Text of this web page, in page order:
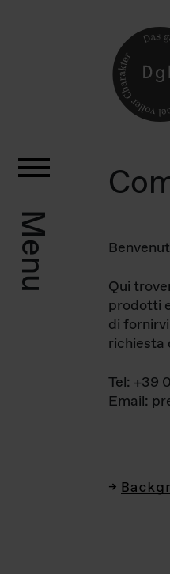
Menu
Qui
prodotti
di
richiesta
Tel: +39
Email: